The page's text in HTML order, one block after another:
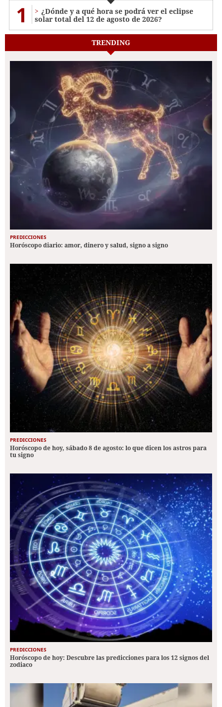
1
¿Dónde y a qué hora se podrá ver el eclipse
solar total del 12 de agosto de 2026?
TRENDING
PREDICCIONES
Horóscopo diario: amor, dinero y salud, signo a signo
PREDICCIONES
Horóscopo de hoy, sábado 8 de agosto: lo que dicen los astros para
tu signo
PREDICCIONES
Horóscopo de hoy: Descubre las predicciones para los 12 signos del
zodiaco